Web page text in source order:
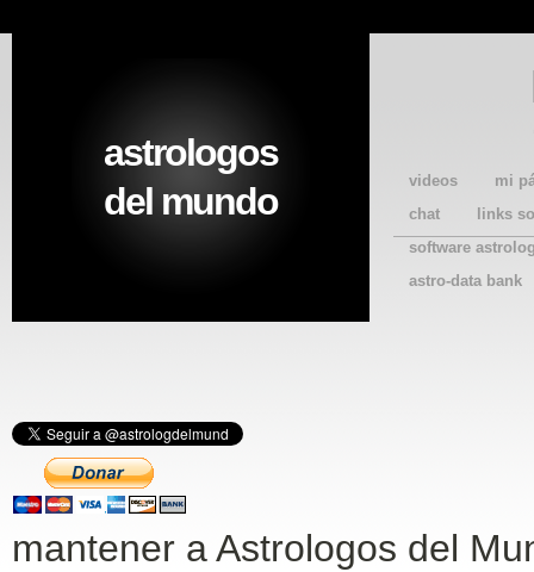
videos
mi
chat
links
software
astro-data bank
astrologos
del mundo
mantener a Astrologos del